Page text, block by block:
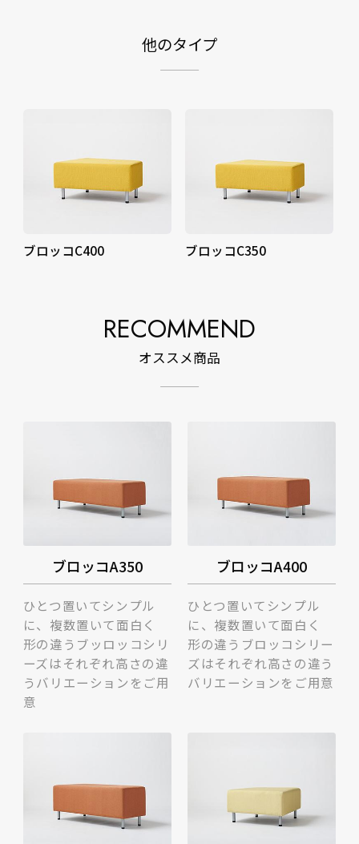
他のタイプ
ブロッコC400 ブロッコC350
RECOMMEND
オススメ商品
ブロッコA350
ひとつ置いてシンプル
に、複数置いて面白く
形の違うブッロッコシリ
ーズはそれぞれ高さの違
うバリエーションをご用
意
ブロッコA400
ひとつ置いてシンプル
に、複数置いて面白く
形の違うブロッコシリー
ズはそれぞれ高さの違う
バリエーションをご用意